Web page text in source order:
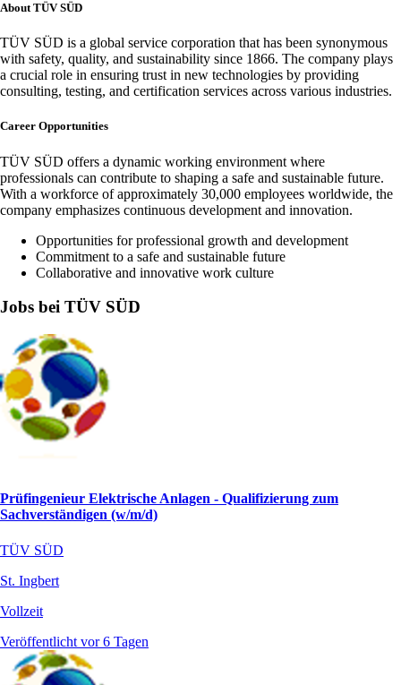
About TÜV SÜD
TÜV SÜD is a global service corporation that has been synonymous
with safety, quality, and sustainability since 1866. The company plays
a crucial role in ensuring trust in new technologies by providing
consulting, testing, and certification services across various industries.
Career Opportunities
TÜV SÜD offers a dynamic working environment where
professionals can contribute to shaping a safe and sustainable future.
With a workforce of approximately 30,000 employees worldwide, the
company emphasizes continuous development and innovation.
Opportunities for professional growth and development
Commitment to a safe and sustainable future
Collaborative and innovative work culture
Jobs bei TÜV SÜD
Prüfingenieur Elektrische Anlagen - Qualifizierung zum
Sachverständigen (w/m/d)
TÜV SÜD
St. Ingbert
Vollzeit
Veröffentlicht vor 6 Tagen